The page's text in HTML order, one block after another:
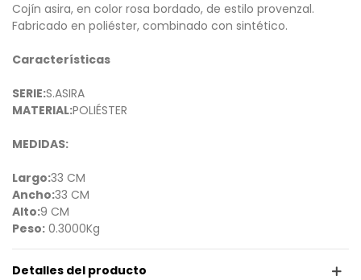
Cojín asira, en color rosa bordado, de estilo provenzal.
Fabricado en poliéster, combinado con sintético.
Características
SERIE:S.ASIRA
MATERIAL:POLIÉSTER
MEDIDAS:
Largo:33 CM
Ancho:33 CM
Alto:9 CM
Peso: 0.3000Kg
Detalles del producto